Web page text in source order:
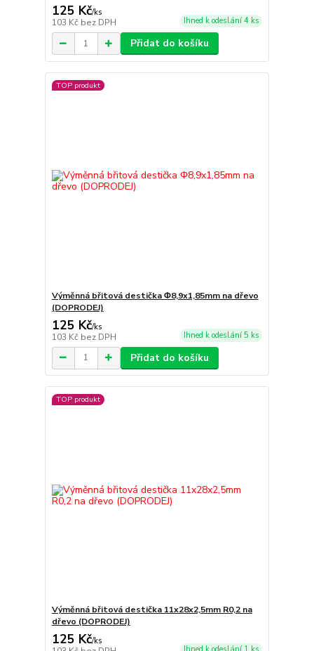
125 Kč/ks
103 Kč bez DPH Ihned k odeslání 4 ks
Přidat do košíku
TOP produkt
Výměnná břitová destička Φ8,9x1,85mm na dřevo
(DOPRODEJ)
125 Kč/ks
103 Kč bez DPH Ihned k odeslání 5 ks
Přidat do košíku
TOP produkt
Výměnná břitová destička 11x28x2,5mm R0,2 na
dřevo (DOPRODEJ)
125 Kč/ks